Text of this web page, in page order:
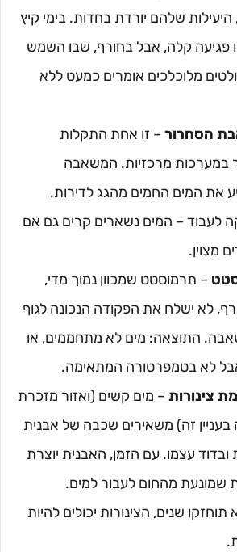
שלהם יורדת בחדות. בימי קיץ
פגיעה קלה, אבל בחורף, שבו השמש
מלוכלכים אומרים כמעט ללא
הסחרור – זו אחת התקלות
במערכות מרכזיות. המשאבה
את המים החמים מהגג לדירות.
לעבוד – המים נשארים קרים גם אם
מצוין.
– תרמוסטט שמכוון נמוך מדי,
לא ישלח את הפקודה הנכונה לגוף
התוצאה: מים לא מתחממים, או
לא בטמפרטורה המתאימה.
צינורות – מים קשים (ואזור מזכרת
בעניין זה) משאירים שכבה של אבנית
ובדוד עצמו. עם הזמן, האבנית יוצרת
שמונעת מהחום לעבור למים.
שנים, הצינורות יכולים להיות